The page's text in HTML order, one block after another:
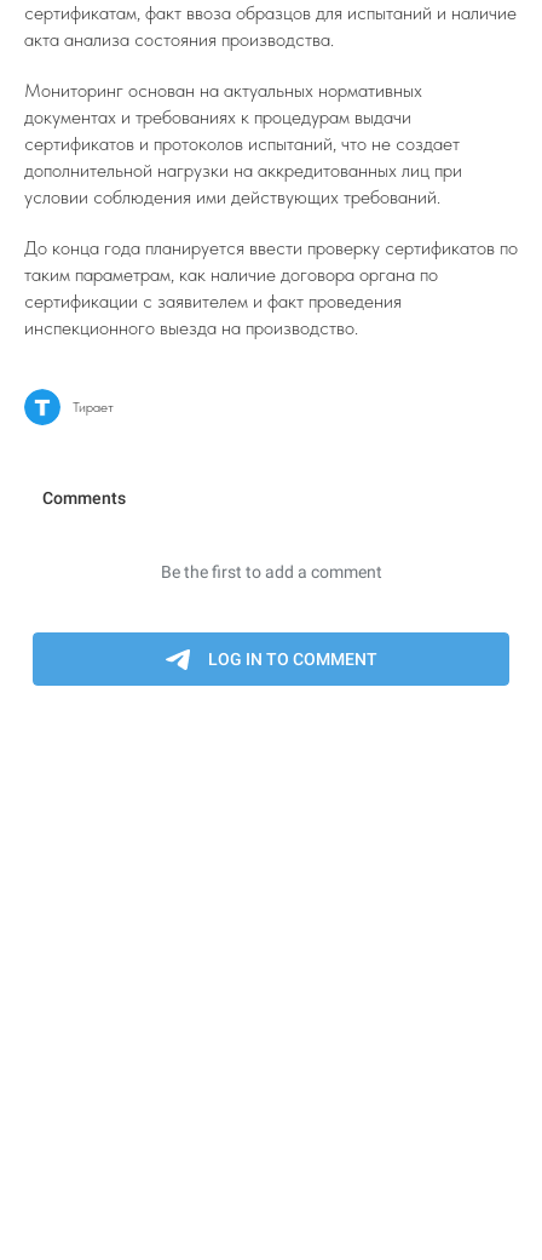
сертификатам, факт ввоза образцов для испытаний и наличие
акта анализа состояния производства.
Мониторинг основан на актуальных нормативных
документах и требованиях к процедурам выдачи
сертификатов и протоколов испытаний, что не создает
дополнительной нагрузки на аккредитованных лиц при
условии соблюдения ими действующих требований.
До конца года планируется ввести проверку сертификатов по
таким параметрам, как наличие договора органа по
сертификации с заявителем и факт проведения
инспекционного выезда на производство.
Тирает